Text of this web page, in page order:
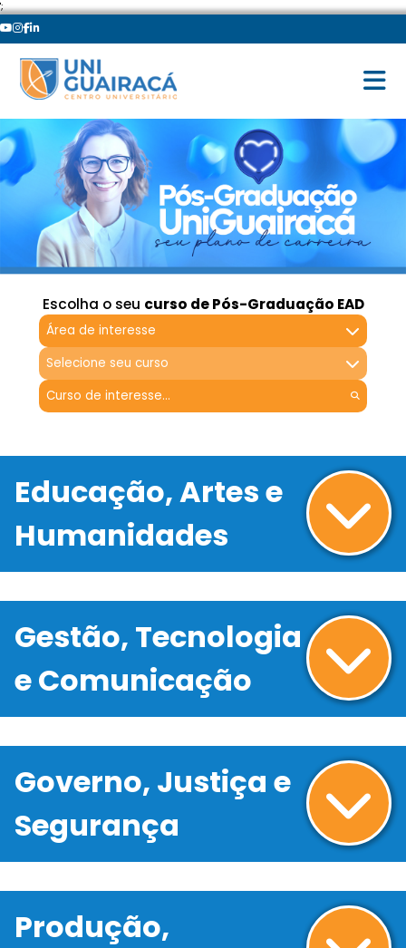
';
Escolha o seu curso de Pós-Graduação EAD
Área de interesse
Selecione seu curso
Educação, Artes e
Humanidades
Gestão, Tecnologia
e Comunicação
Governo, Justiça e
Segurança
Produção,